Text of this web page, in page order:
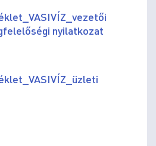
nyilatkozat